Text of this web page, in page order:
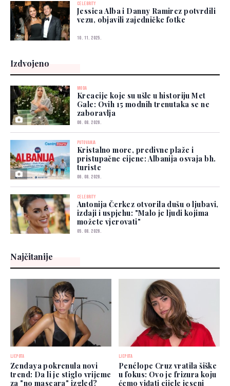
CELEBRITY
Jessica Alba i Danny Ramirez potvrdili
vezu, objavili zajedničke fotke
10. 11. 2025.
Izdvojeno
MODA
Kreacije koje su ušle u historiju Met
Gale: Ovih 15 modnih trenutaka se ne
zaboravlja
06. 08. 2026.
PUTOVANJA
Kristalno more, predivne plaže i
pristupačne cijene: Albanija osvaja bh.
turiste
06. 08. 2026.
CELEBRITY
Antonija Čerkez otvorila dušu o ljubavi,
izdaji i uspjehu: "Malo je ljudi kojima
možete vjerovati"
05. 08. 2026.
Najčitanije
LJEPOTA
Zendaya pokrenula novi
trend: Da li je stiglo vrijeme
za "no mascara" izgled?
LJEPOTA
Penélope Cruz vratila šiške
u fokus: Ovo je frizura koju
ćemo viđati cijele jeseni